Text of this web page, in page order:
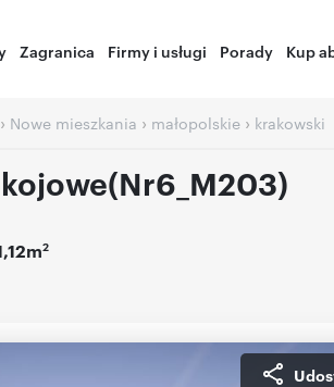
Zagranica Firmy i usługi Porady Kup
› Nowe mieszkania › małopolskie › krakowski
2